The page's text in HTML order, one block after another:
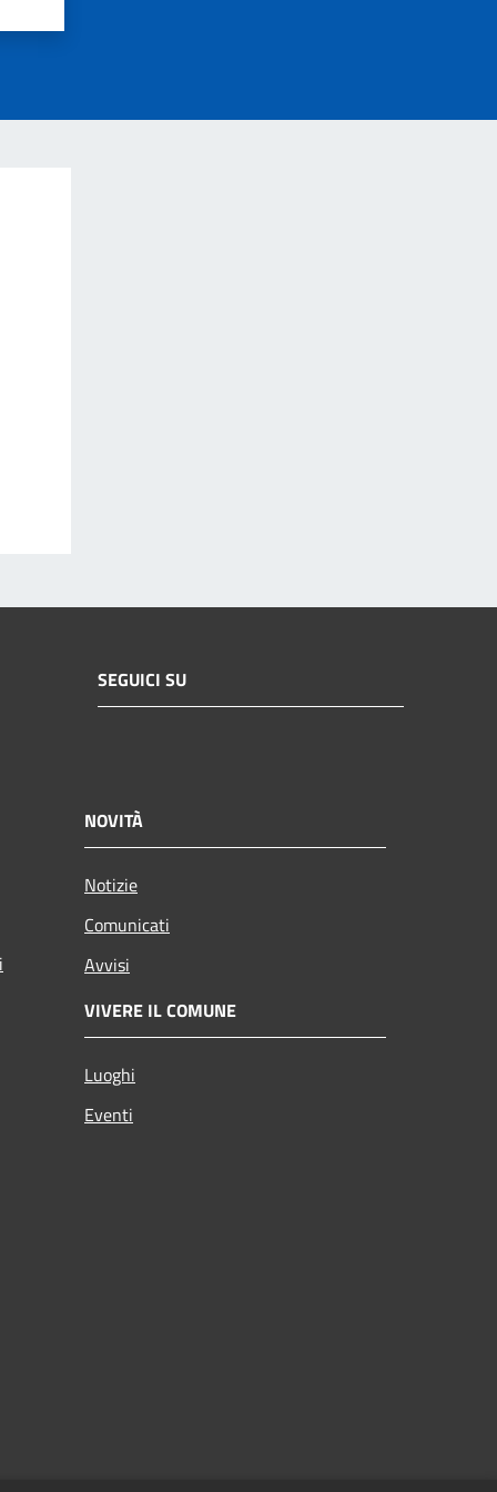
SEGUICI SU
NOVITÀ
Notizie
Comunicati
Avvisi
VIVERE IL COMUNE
Luoghi
Eventi